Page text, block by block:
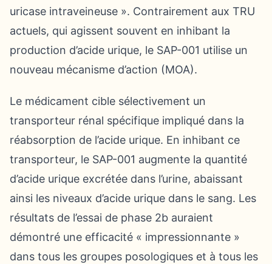
uricase intraveineuse ». Contrairement aux TRU
actuels, qui agissent souvent en inhibant la
production d’acide urique, le SAP-001 utilise un
nouveau mécanisme d’action (MOA).
Le médicament cible sélectivement un
transporteur rénal spécifique impliqué dans la
réabsorption de l’acide urique. En inhibant ce
transporteur, le SAP-001 augmente la quantité
d’acide urique excrétée dans l’urine, abaissant
ainsi les niveaux d’acide urique dans le sang. Les
résultats de l’essai de phase 2b auraient
démontré une efficacité « impressionnante »
dans tous les groupes posologiques et à tous les